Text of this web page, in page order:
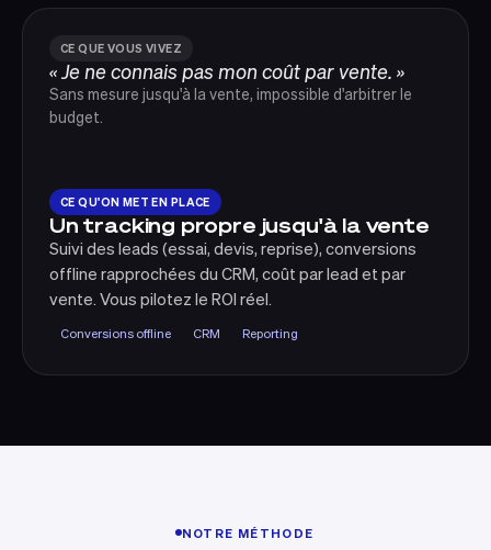
CE QUE VOUS VIVEZ
« Je ne connais pas mon coût par vente. »
Sans mesure jusqu'à la vente, impossible d'arbitrer le
budget.
CE QU'ON MET EN PLACE
Un tracking propre jusqu'à la vente
Suivi des leads (essai, devis, reprise), conversions
offline rapprochées du CRM, coût par lead et par
vente. Vous pilotez le ROI réel.
Conversions offline CRM Reporting
NOTRE MÉTHODE